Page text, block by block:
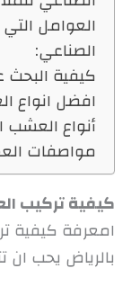
العوامل
الصناعي:
كيفية
افضل انواع
أنواع العشب
مواصفات
كيفية تركيب
امعرفة كيفية
بالرياض يحب ان